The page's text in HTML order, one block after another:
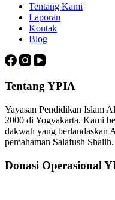
Tentang Kami
Laporan
Kontak
Blog
Tentang YPIA
Yayasan Pendidikan Islam
2000 di Yogyakarta. Kami
dakwah yang berlandaskan
pemahaman Salafush Shalih.
Donasi Operasional